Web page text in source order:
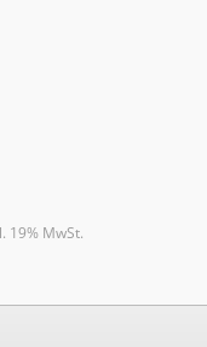
19% MwSt.